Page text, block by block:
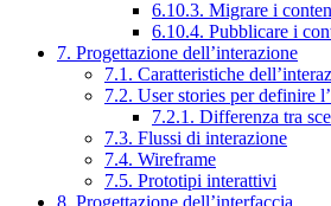
6.10.3. Migrare i
6.10.4. Pubblicare i
7. Progettazione dell’interazione
7.1. Caratteristiche
7.2. User stories per definire
7.2.1. Differenza tra
7.3. Flussi di interazione
7.4. Wireframe
7.5. Prototipi interattivi
8. Progettazione dell’interfaccia